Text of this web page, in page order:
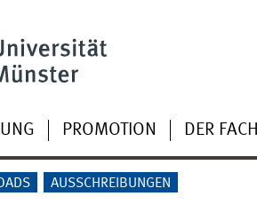
PROMOTION DER
AUSSCHREIBUNGEN